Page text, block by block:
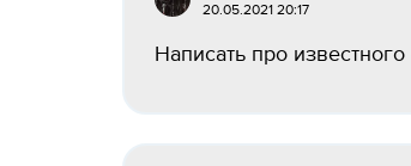
20.05.2021 20:17
Написать про